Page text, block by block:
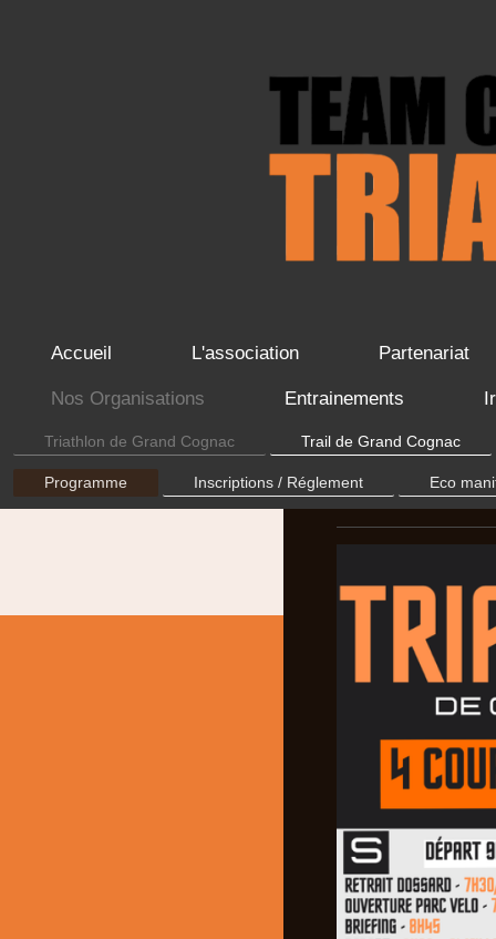
Accueil L'association Partenariat
Nos Organisations Entrainements
Triathlon de Grand Cognac Trail de Grand Cognac
Programme Inscriptions / Réglement Eco